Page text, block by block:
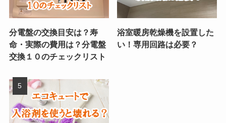
分電盤の交換目安は？寿
命・実際の費用は？分電盤
交換１０のチェックリスト
浴室暖房乾燥機を設置した
い！専用回路は必要？